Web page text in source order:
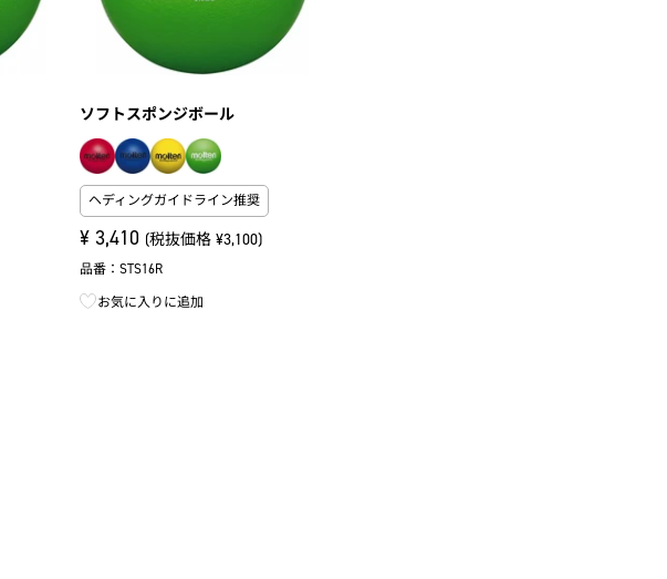
ソフトスポンジボール
ヘディングガイドライン推奨
¥3,410 (税抜価格 ¥3,100)
品番：STS16R
お気に入りに追加